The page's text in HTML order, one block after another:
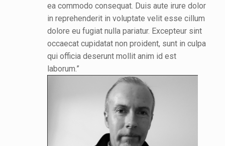
ea commodo consequat. Duis aute irure dolor
in reprehenderit in voluptate velit esse cillum
dolore eu fugiat nulla pariatur. Excepteur sint
occaecat cupidatat non proident, sunt in culpa
qui officia deserunt mollit anim id est
laborum.”